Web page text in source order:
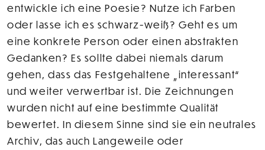
entwickle ich eine Poesie? Nutze ich Farben
oder lasse ich es schwarz-weiß? Geht es um
eine konkrete Person oder einen abstrakten
Gedanken? Es sollte dabei niemals darum
gehen, dass das Festgehaltene „interessant“
und weiter verwertbar ist. Die Zeichnungen
wurden nicht auf eine bestimmte Qualität
bewertet. In diesem Sinne sind sie ein neutrales
Archiv, das auch Langeweile oder